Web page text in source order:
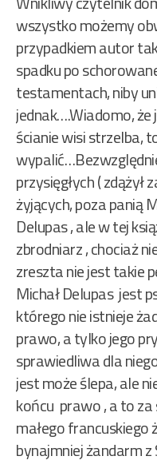
wszystko możemy
przypadkiem autor
spadku po
testamentach, niby
jednak….Wiadomo,
ścianie wisi strzelba,
przysięgłych (
żyjących, poza panią
Delupas , ale w tej
zbrodniarz , chociaż
zreszta nie jest takie
Michał Delupas jest
którego nie istnieje
prawo, a tylko jego
sprawiedliwa dla
jest może ślepa, ale
końcu prawo , a to
małego francuskiego
bynajmniej żandarm